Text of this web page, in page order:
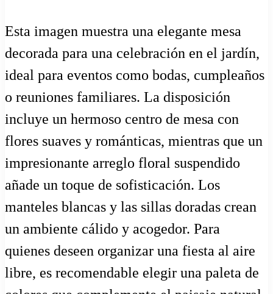
Esta imagen muestra una elegante mesa
decorada para una celebración en el jardín,
ideal para eventos como bodas, cumpleaños
o reuniones familiares. La disposición
incluye un hermoso centro de mesa con
flores suaves y románticas, mientras que un
impresionante arreglo floral suspendido
añade un toque de sofisticación. Los
manteles blancas y las sillas doradas crean
un ambiente cálido y acogedor. Para
quienes deseen organizar una fiesta al aire
libre, es recomendable elegir una paleta de